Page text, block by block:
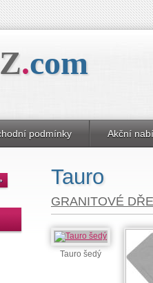
.com
podmínky Akční
Tauro
GRANITOVÉ
Tauro šedý